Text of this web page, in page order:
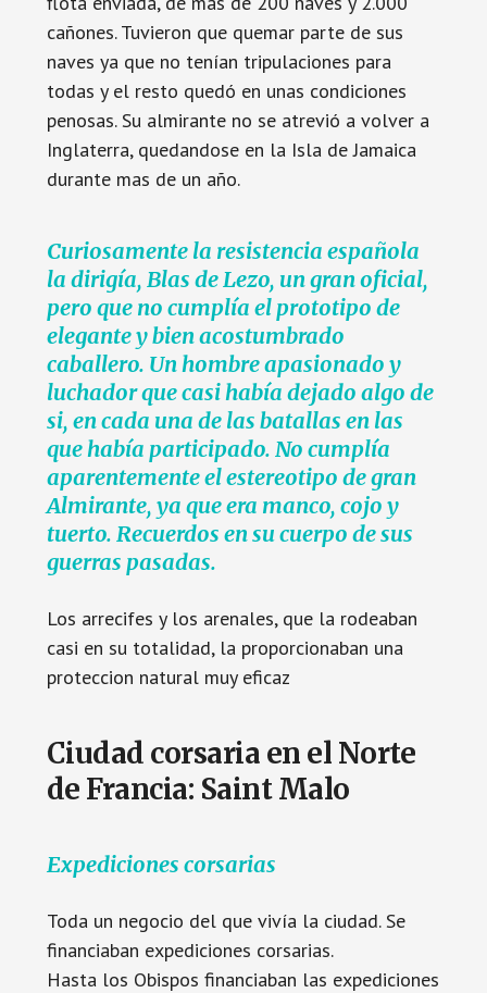
cañones. Tuvieron que quemar parte de sus
naves ya que no tenían tripulaciones para
todas y el resto quedó en unas condiciones
penosas. Su almirante no se atrevió a volver a
Inglaterra, quedandose en la Isla de Jamaica
durante mas de un año.
Curiosamente la resistencia española
la dirigía, Blas de Lezo, un gran oficial,
pero que no cumplía el prototipo de
elegante y bien acostumbrado
caballero. Un hombre apasionado y
luchador que casi había dejado algo de
si, en cada una de las batallas en las
que había participado. No cumplía
aparentemente el estereotipo de gran
Almirante, ya que era manco, cojo y
tuerto. Recuerdos en su cuerpo de sus
guerras pasadas.
Los arrecifes y los arenales, que la rodeaban
casi en su totalidad, la proporcionaban una
proteccion natural muy eficaz
Ciudad corsaria en el Norte
de Francia: Saint Malo
Expediciones corsarias
Toda un negocio del que vivía la ciudad. Se
financiaban expediciones corsarias.
Hasta los Obispos financiaban las expediciones